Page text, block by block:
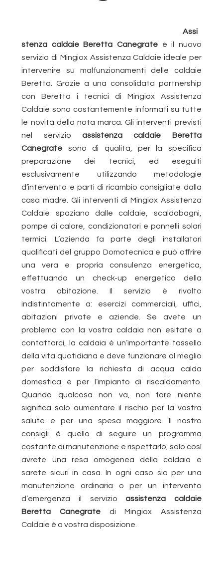
Assi
stenza caldaie Beretta Canegrate è il nuovo
servizio di Mingiox Assistenza Caldaie ideale per
intervenire su malfunzionamenti delle caldaie
Beretta. Grazie a una consolidata partnership
con Beretta i tecnici di Mingiox Assistenza
Caldaie sono costantemente informati su tutte
le novità della nota marca. Gli interventi previsti
nel servizio assistenza caldaie Beretta
Canegrate sono di qualità, per la specifica
preparazione dei tecnici, ed eseguiti
esclusivamente utilizzando metodologie
d’intervento e parti di ricambio consigliate dalla
casa madre. Gli interventi di Mingiox Assistenza
Caldaie spaziano dalle caldaie, scaldabagni,
pompe di calore, condizionatori e pannelli solari
termici. L’azienda fa parte degli installatori
qualificati del gruppo Domotecnica e può offrire
una vera e propria consulenza energetica,
effettuando un check-up energetico della
vostra abitazione. Il servizio è rivolto
indistintamente a: esercizi commerciali, uffici,
abitazioni private e aziende. Se avete un
problema con la vostra caldaia non esitate a
contattarci, la caldaia è un’importante tassello
della vita quotidiana e deve funzionare al meglio
per soddisfare la richiesta di acqua calda
domestica e per l’impianto di riscaldamento.
Quando qualcosa non va, non fare niente
significa solo aumentare il rischio per la vostra
salute e per una spesa maggiore. Il nostro
consigli è quello di seguire un programma
costante di manutenzione e rispettarlo, solo così
avrete una resa omogenea della caldaia e
sarete sicuri in casa. In ogni caso sia per una
manutenzione ordinaria o per un intervento
d’emergenza il servizioassistenza caldaie
Beretta Canegratedi Mingiox Assistenza
Caldaie è a vostra disposizione.